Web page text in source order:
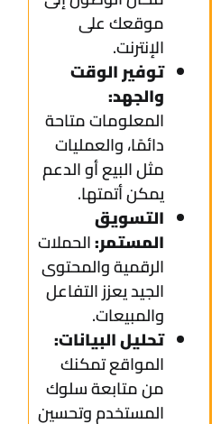
موقعك على
الإنترنت.
توفير الوقت
والجهد:
المعلومات متاحة
دائمًا، والعمليات
مثل البيع أو الدعم
يمكن أتمتها.
التسويق
المستمر:الحملات
الرقمية والمحتوى
الجيد يعزز التفاعل
والمبيعات.
تحليل البيانات:
المواقع تمكنك
من متابعة سلوك
المستخدم وتحسين